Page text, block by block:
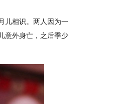
儿相识。两人因为一
意外身亡，之后季少